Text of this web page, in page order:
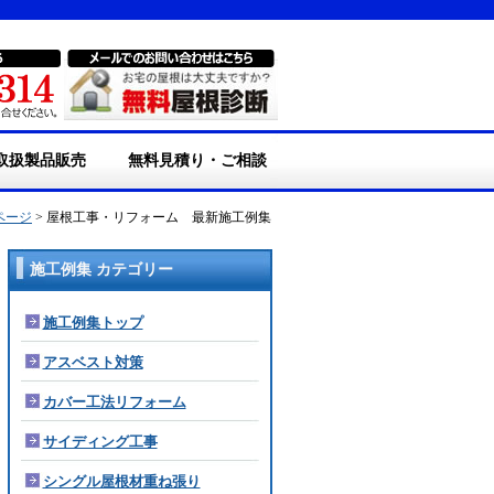
扱製品販売
アギャップシート
葉よけ『ポリネッ
リカアンダーウェ
ンポ換気棟
・アンダーコンポ換気
・ソーラー強制換気棟
・雨水貯留タンク
・断熱/遮熱塗料
無料見積り・ご相談
ージ > 屋根工事・リフォーム 最新施工例集
施工例集 カテゴリー
施工例集トップ
アスベスト対策
カバー工法リフォーム
サイディング工事
シングル屋根材重ね張り